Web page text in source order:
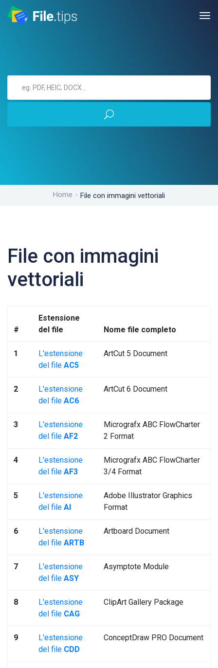
Home File con immagini vettoriali
File con immagini
vettoriali
#
Estensione
del file
Nome file completo
1
L'estensione
del file AC5
ArtCut 5 Document
2
L'estensione
del file AC6
ArtCut 6 Document
3
L'estensione
del file AF2
Micrografx ABC FlowCharter
2 Format
4
L'estensione
del file AF3
Micrografx ABC FlowCharter
3/4 Format
5
L'estensione
del file AI
Adobe Illustrator Graphics
Format
6
L'estensione
del file ARTB
Artboard Document
7
L'estensione
del file ASY
Asymptote Module
8
L'estensione
del file CAG
ClipArt Gallery Package
9
L'estensione
del file CDD
ConceptDraw PRO Document